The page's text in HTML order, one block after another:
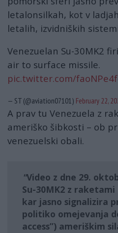
letalonsilkah, kot v
letalih, izvidniških
Venezuelan Su-30MK2
air to surface missile.
pic.twitter.com/
— ST (@aviation07101) February 22,
A prav tu Venezuela z
ameriško šibkosti – ob
venezuelski obali.
Video z dne 29.
Su-30MK2 z raketami
kar jasno signalizira
politiko omejevanja
access”) ameriškim